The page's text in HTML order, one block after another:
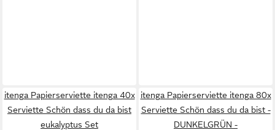
itenga Papierserviette itenga 40x
Serviette Schön dass du da bist
eukalyptus Set
itenga Papierserviette itenga 80x
Serviette Schön dass du da bist -
DUNKELGRÜN -